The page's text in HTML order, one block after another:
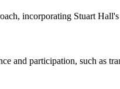
incorporating Stuart
and participation, such as